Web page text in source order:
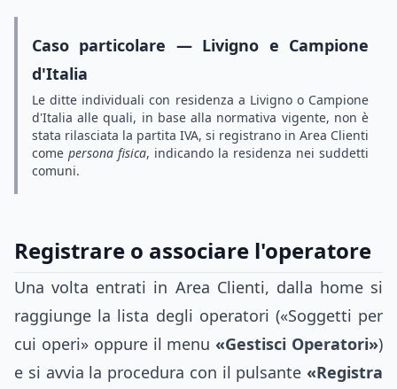
Caso particolare — Livigno e Campione
d'Italia
Le ditte individuali con residenza a Livigno o Campione
d'Italia alle quali, in base alla normativa vigente, non è
stata rilasciata la partita IVA, si registrano in Area Clienti
come persona fisica, indicando la residenza nei suddetti
comuni.
Registrare o associare l'operatore
Una volta entrati in Area Clienti, dalla home si
raggiunge la lista degli operatori («Soggetti per
cui operi» oppure il menu «Gestisci Operatori»)
e si avvia la procedura con il pulsante «Registra